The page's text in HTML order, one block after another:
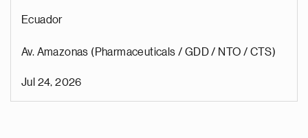
Ecuador
Av. Amazonas (Pharmaceuticals / GDD / NTO / CTS)
Jul 24, 2026